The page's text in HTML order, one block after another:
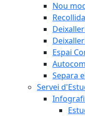
Nou
Espai
Separa
Servei